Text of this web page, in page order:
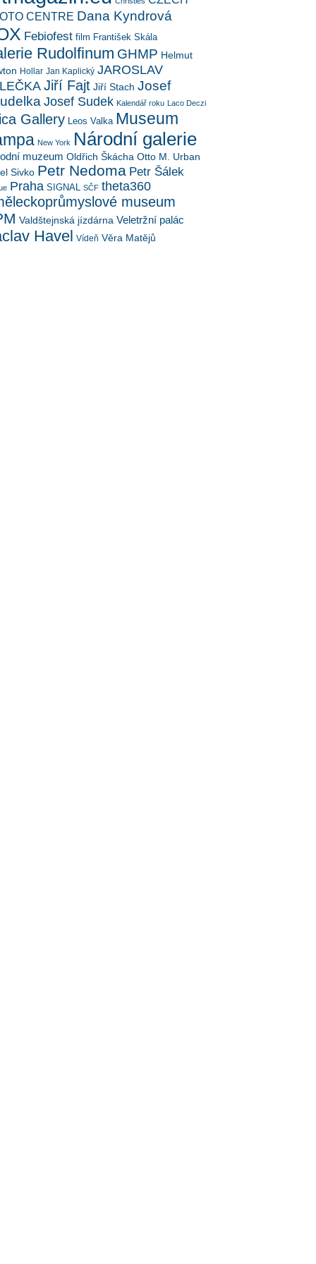
CENTRE Dana Kyndrová
Febiofest film František Skála
Rudolfinum GHMP Helmut
Hollar Jan Kaplický JAROSLAV
Jiří Fajt Jiří Stach Josef
Josef Sudek Kalendář roku Laco Deczi
Gallery Leos Valka Museum
New York Národní galerie
muzeum Oldřich Škácha Otto M. Urban
Sivko Petr Nedoma Petr Šálek
Praha SIGNAL SČF theta360
museum
Valdštejnská jízdárna Veletržní palác
Havel Vídeň Věra Matějů